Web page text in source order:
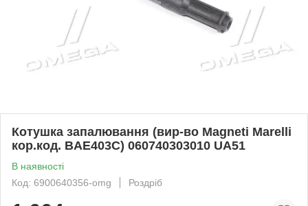
Котушка запалювання (вир-во Magneti Marelli
кор.код. BAE403C) 060740303010 UA51
В наявності
Код: 6900640356-omg
Роздріб